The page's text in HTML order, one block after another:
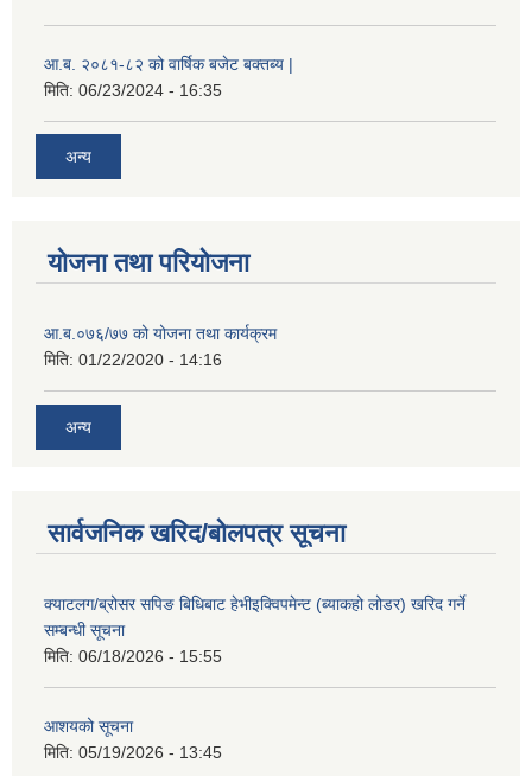
आ.ब. २०८१-८२ को वार्षिक बजेट बक्तब्य |
मिति: 06/23/2024 - 16:35
अन्य
योजना तथा परियोजना
आ.ब.०७६/७७ को योजना तथा कार्यक्रम
मिति: 01/22/2020 - 14:16
अन्य
सार्वजनिक खरिद/बोलपत्र सूचना
क्याटलग/ब्रोसर सपिङ बिधिबाट हेभीइक्विपमेन्ट (ब्याकहो लोडर) खरिद गर्ने
सम्बन्धी सूचना
मिति: 06/18/2026 - 15:55
आशयको सूचना
मिति: 05/19/2026 - 13:45